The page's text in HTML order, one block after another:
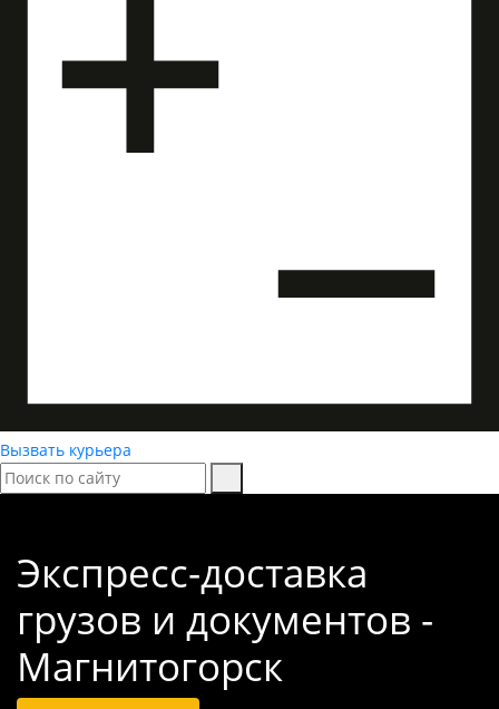
Вызвать курьера
Экспресс-доставка
грузов и документов -
Магнитогорск